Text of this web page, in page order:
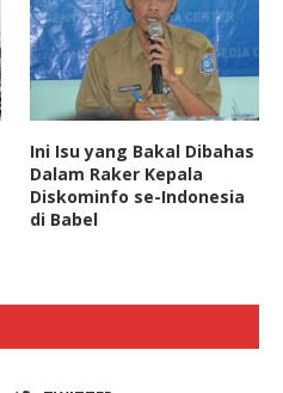
Ini Isu yang Bakal Dibahas
Dalam Raker Kepala
Diskominfo se-Indonesia
di Babel